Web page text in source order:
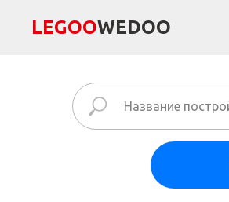
LEGООWEDОО